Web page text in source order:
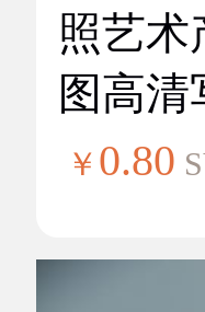
照艺术
图高
￥ 0.80